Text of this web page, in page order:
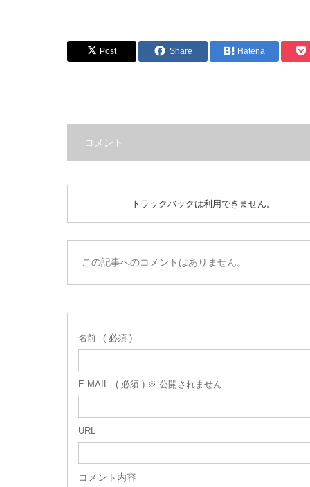
Post Share Hatena
コメント
トラックバックは利用できません。
この記事へのコメントはありません。
名前 ( 必須 )
E-MAIL ( 必須 ) ※ 公開されません
URL
コメント内容